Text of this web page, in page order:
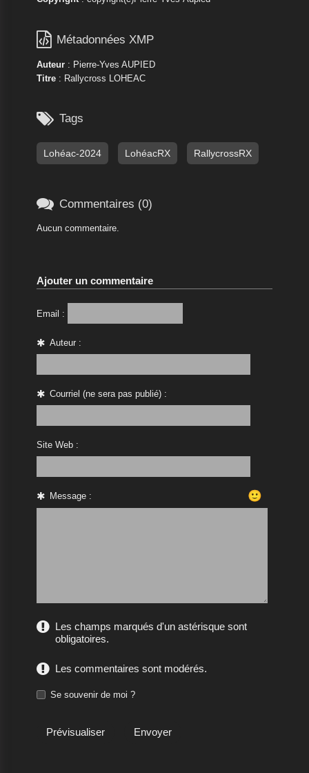
 Métadonnées XMP
Auteur: Pierre-Yves AUPIED
Titre: Rallycross LOHEAC
 Tags
Lohéac-2024 LohéacRX RallycrossRX
 Commentaires (0)
Aucun commentaire.
Ajouter un commentaire
Email :
Auteur :
Courriel (ne sera pas publié) :
Site Web :
Message : 🙂
Les champs marqués d'un astérisque sont
obligatoires.
Les commentaires sont modérés.
Se souvenir de moi ?